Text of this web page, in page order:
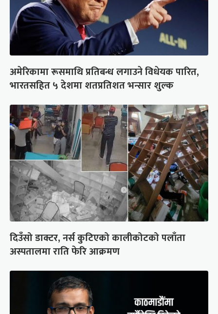
अमेरिकामा रूसमाथि प्रतिबन्ध लगाउने विधेयक पारित,
भारतसहित ५ देशमा शतप्रतिशत भन्सार शुल्क
दिउँसो डाक्टर, नर्स कुटिएको कालीकोटको पलाँता
अस्पतालमा राति फेरि आक्रमण